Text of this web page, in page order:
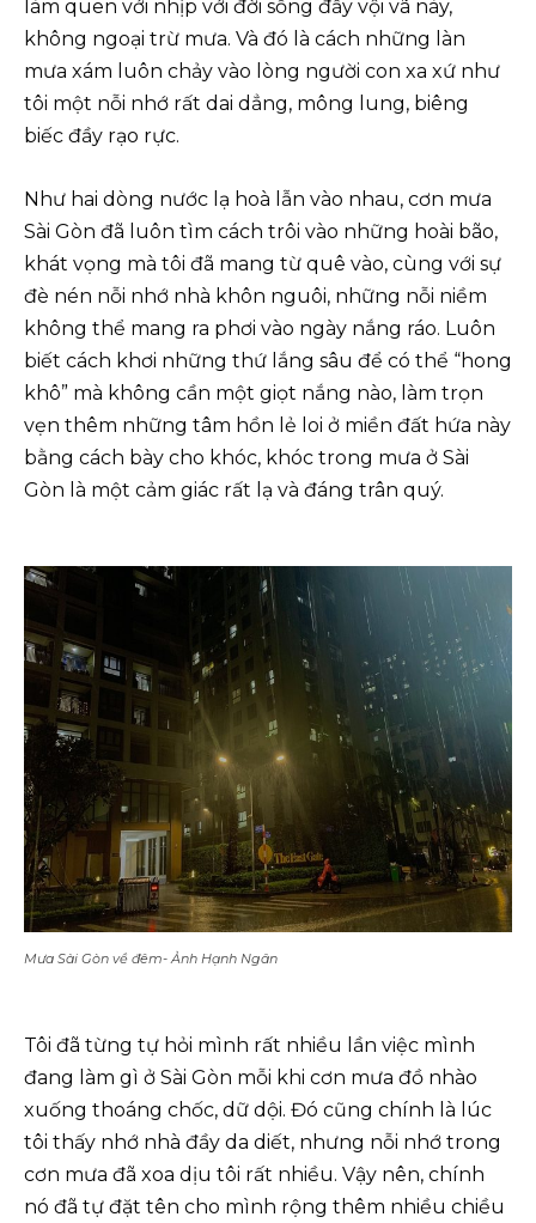
làm quen với nhịp với đời sống đầy vội vã này,
không ngoại trừ mưa. Và đó là cách những làn
mưa xám luôn chảy vào lòng người con xa xứ như
tôi một nỗi nhớ rất dai dẳng, mông lung, biêng
biếc đầy rạo rực.
Như hai dòng nước lạ hoà lẫn vào nhau, cơn mưa
Sài Gòn đã luôn tìm cách trôi vào những hoài bão,
khát vọng mà tôi đã mang từ quê vào, cùng với sự
đè nén nỗi nhớ nhà khôn nguôi, những nỗi niềm
không thể mang ra phơi vào ngày nắng ráo. Luôn
biết cách khơi những thứ lắng sâu để có thể “hong
khô” mà không cần một giọt nắng nào, làm trọn
vẹn thêm những tâm hồn lẻ loi ở miền đất hứa này
bằng cách bày cho khóc, khóc trong mưa ở Sài
Gòn là một cảm giác rất lạ và đáng trân quý.
Mưa Sài Gòn về đêm- Ảnh Hạnh Ngân
Tôi đã từng tự hỏi mình rất nhiều lần việc mình
đang làm gì ở Sài Gòn mỗi khi cơn mưa đồ nhào
xuống thoáng chốc, dữ dội. Đó cũng chính là lúc
tôi thấy nhớ nhà đầy da diết, nhưng nỗi nhớ trong
cơn mưa đã xoa dịu tôi rất nhiều. Vậy nên, chính
nó đã tự đặt tên cho mình rộng thêm nhiều chiều